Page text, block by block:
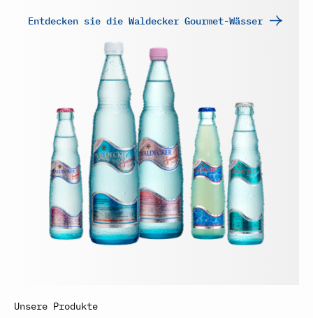
Entdecken sie die Waldecker Gourmet-Wässer
Unsere Produkte